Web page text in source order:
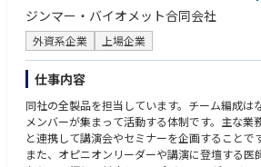
ジンマー・バイオメット合同会社
外資系企業 上場企業
仕事内容
同社の全製品を担当しています。チーム編成は
メンバーが集まって活動する体制です。主な業
と連携して講演会やセミナーを企画することです
また、オピニオンリーダーや講演に登壇する医